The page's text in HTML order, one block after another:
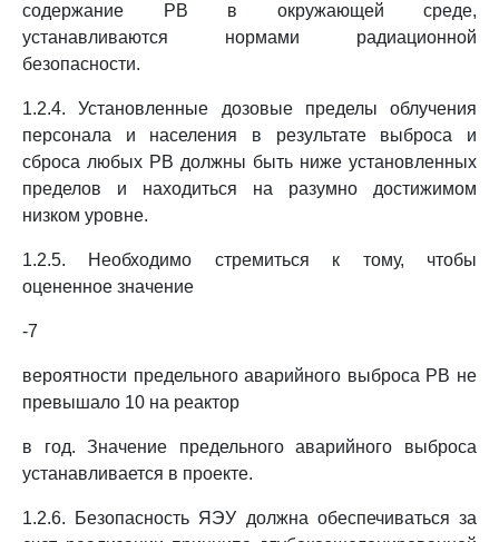
содержание РВ в окружающей среде,
устанавливаются нормами радиационной
безопасности.
1.2.4. Установленные дозовые пределы облучения
персонала и населения в результате выброса и
сброса любых РВ должны быть ниже установленных
пределов и находиться на разумно достижимом
низком уровне.
1.2.5. Необходимо стремиться к тому, чтобы
оцененное значение
-7
вероятности предельного аварийного выброса РВ не
превышало 10 на реактор
в год. Значение предельного аварийного выброса
устанавливается в проекте.
1.2.6. Безопасность ЯЭУ должна обеспечиваться за